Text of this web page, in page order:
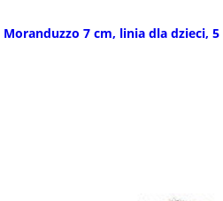
Moranduzzo 7 cm, linia dla dzieci, 5